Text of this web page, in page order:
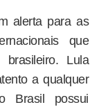
alerta para as
que
Lula
a qualquer
Brasil possui